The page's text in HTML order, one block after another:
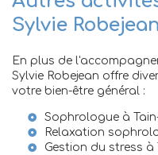
Sylvie
En plus de
Sylvie Robejean offre
votre bien-être général :
Sophrologue à
Relaxation
Gestion du stress